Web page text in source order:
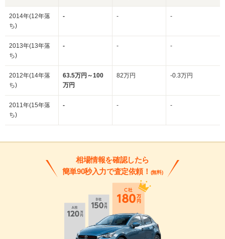
2014年(12年落
ち)
- - -
2013年(13年落
ち)
- - -
2012年(14年落
ち)
63.5万円～100
万円
82万円 -0.3万円
2011年(15年落
ち)
- - -
相場情報を確認したら
簡単90秒入力で査定依頼！ (無料)